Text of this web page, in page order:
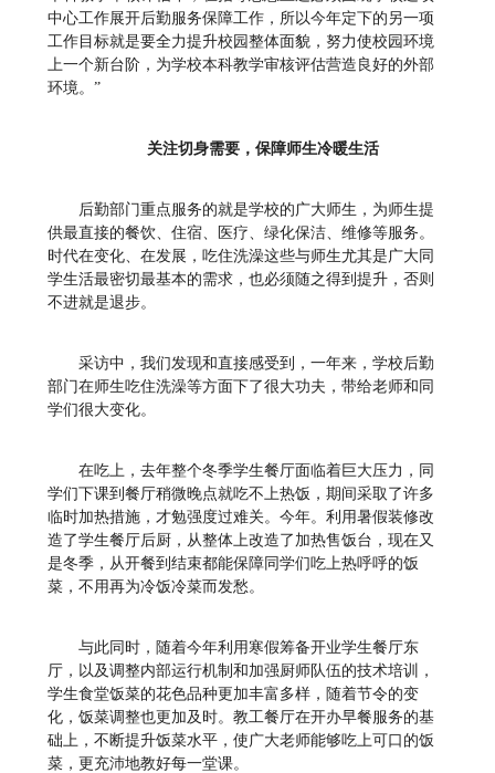
中心工作展开后勤服务保障工作，所以今年定下的另一项
工作目标就是要全力提升校园整体面貌，努力使校园环境
上一个新台阶，为学校本科教学审核评估营造良好的外部
环境。”
关注切身需要，保障师生冷暖生活
后勤部门重点服务的就是学校的广大师生，为师生提
供最直接的餐饮、住宿、医疗、绿化保洁、维修等服务。
时代在变化、在发展，吃住洗澡这些与师生尤其是广大同
学生活最密切最基本的需求，也必须随之得到提升，否则
不进就是退步。
采访中，我们发现和直接感受到，一年来，学校后勤
部门在师生吃住洗澡等方面下了很大功夫，带给老师和同
学们很大变化。
在吃上，去年整个冬季学生餐厅面临着巨大压力，同
学们下课到餐厅稍微晚点就吃不上热饭，期间采取了许多
临时加热措施，才勉强度过难关。今年。利用暑假装修改
造了学生餐厅后厨，从整体上改造了加热售饭台，现在又
是冬季，从开餐到结束都能保障同学们吃上热呼呼的饭
菜，不用再为冷饭冷菜而发愁。
与此同时，随着今年利用寒假筹备开业学生餐厅东
厅，以及调整内部运行机制和加强厨师队伍的技术培训，
学生食堂饭菜的花色品种更加丰富多样，随着节令的变
化，饭菜调整也更加及时。教工餐厅在开办早餐服务的基
础上，不断提升饭菜水平，使广大老师能够吃上可口的饭
菜，更充沛地教好每一堂课。